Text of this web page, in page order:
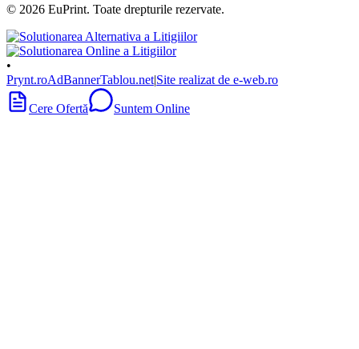
© 2026 EuPrint. Toate drepturile rezervate.
•
Prynt.roAdBannerTablou.net|Site realizat de e-web.ro
Cere Ofertă Suntem Online